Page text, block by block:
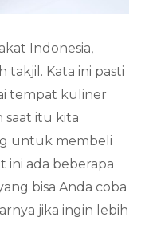
Indonesia,
Kata ini pasti
tempat kuliner
saat itu kita
untuk membeli
ini ada beberapa
bisa Anda coba
jika ingin lebih